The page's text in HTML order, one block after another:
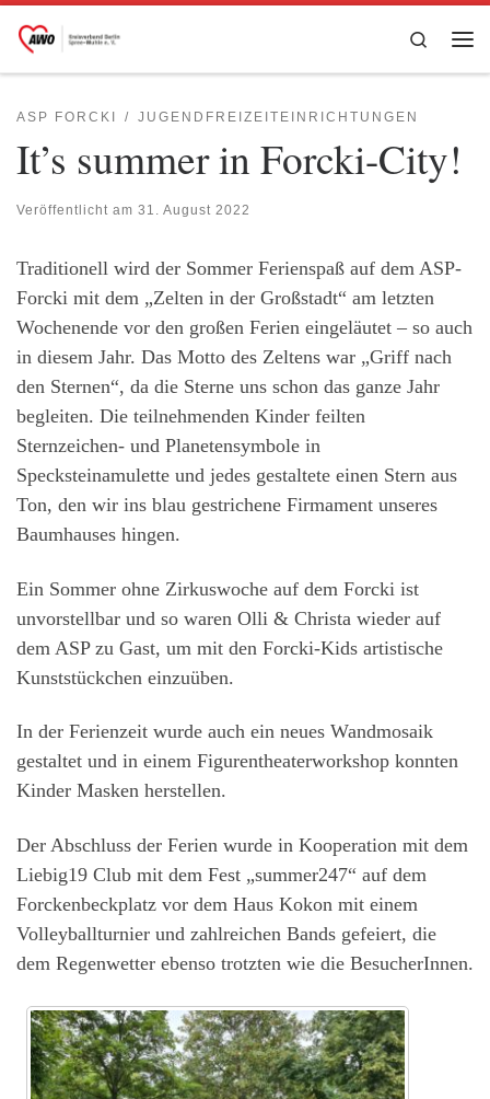
Zum Inhalt springen
Search
ASP FORCKI JUGENDFREIZEITEINRICHTUNGEN
It’s summer in Forcki-City!
Veröffentlicht am 31. August 2022
Traditionell wird der Sommer Ferienspaß auf dem ASP-
Forcki mit dem „Zelten in der Großstadt“ am letzten
Wochenende vor den großen Ferien eingeläutet – so auch
in diesem Jahr. Das Motto des Zeltens war „Griff nach
den Sternen“, da die Sterne uns schon das ganze Jahr
begleiten. Die teilnehmenden Kinder feilten
Sternzeichen- und Planetensymbole in
Specksteinamulette und jedes gestaltete einen Stern aus
Ton, den wir ins blau gestrichene Firmament unseres
Baumhauses hingen.
Ein Sommer ohne Zirkuswoche auf dem Forcki ist
unvorstellbar und so waren Olli & Christa wieder auf
dem ASP zu Gast, um mit den Forcki-Kids artistische
Kunststückchen einzuüben.
In der Ferienzeit wurde auch ein neues Wandmosaik
gestaltet und in einem Figurentheaterworkshop konnten
Kinder Masken herstellen.
Der Abschluss der Ferien wurde in Kooperation mit dem
Liebig19 Club mit dem Fest „summer247“ auf dem
Forckenbeckplatz vor dem Haus Kokon mit einem
Volleyballturnier und zahlreichen Bands gefeiert, die
dem Regenwetter ebenso trotzten wie die BesucherInnen.